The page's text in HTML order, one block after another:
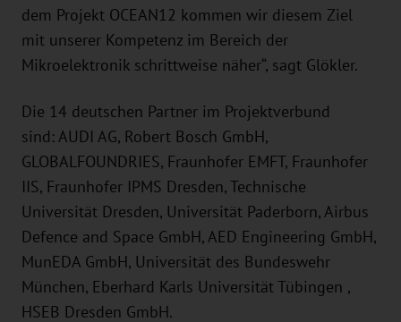
dem Projekt OCEAN12 kommen wir diesem Ziel
mit unserer Kompetenz im Bereich der
Mikroelektronik schrittweise näher“, sagt Glökler.
Die 14 deutschen Partner im Projektverbund
sind: AUDI AG, Robert Bosch GmbH,
GLOBALFOUNDRIES, Fraunhofer EMFT, Fraunhofer
IIS, Fraunhofer IPMS Dresden, Technische
Universität Dresden, Universität Paderborn, Airbus
Defence and Space GmbH, AED Engineering GmbH,
MunEDA GmbH, Universität des Bundeswehr
München, Eberhard Karls Universität Tübingen ,
HSEB Dresden GmbH.